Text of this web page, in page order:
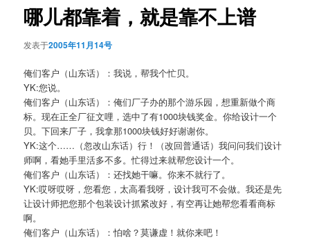
航
哪儿都靠着，就是靠不上谱
发表于2005年11月14号
俺们客户（山东话）：我说，帮我个忙贝。
YK:您说。
俺们客户（山东话）：俺们厂子办的那个游乐园，想重新做个商
标。现在正全厂征文哩，选中了有1000块钱奖金。你给设计一个
贝。下回来厂子，我拿那1000块钱好好谢谢你。
YK:这个……（忽改山东话）行！（改回普通话）我问问我们设计
师啊，看她手里活多不多。忙得过来就帮您设计一个。
俺们客户（山东话）：还找她干嘛。你来不就行了。
YK:哎呀哎呀，您看您，太高看我呀，设计我可不会做。我还是先
让设计师把您那个包装设计抓紧改好，有空再让她帮您看看商标
啊。
俺们客户（山东话）：怕啥？莫谦虚！就你来吧！